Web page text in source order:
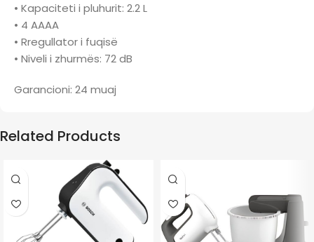
• Kapaciteti i pluhurit: 2.2 L
• 4 AAAA
• Rregullator i fuqisë
• Niveli i zhurmës: 72 dB
Garancioni: 24 muaj
Related Products